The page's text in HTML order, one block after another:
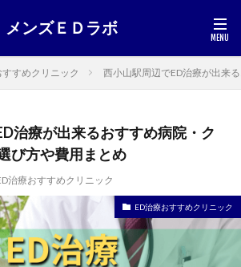
メンズＥＤラボ
すすめクリニック 西小山駅周辺でED治療が出来
治療が出来るおすすめ病院・ク
び方や費用まとめ
治療おすすめクリニック
ED治療おすすめクリニック